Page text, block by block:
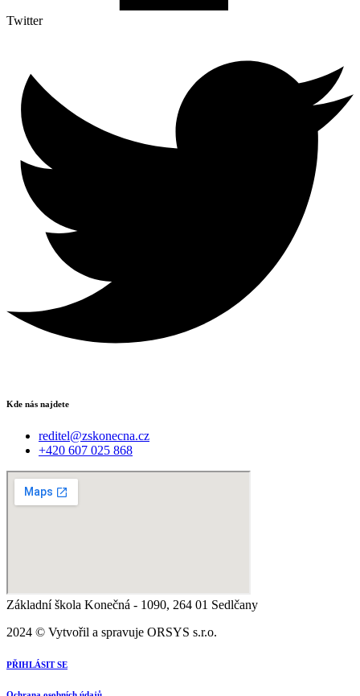
Twitter
Kde nás najdete
reditel@zskonecna.cz
+420 607 025 868
Základní škola Konečná - 1090, 264 01 Sedlčany
2024 © Vytvořil a spravuje ORSYS s.r.o.
PŘIHLÁSIT SE